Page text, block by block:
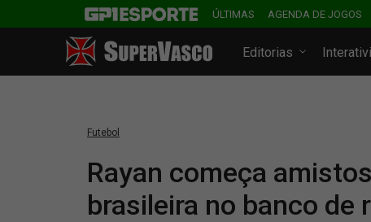
ÚLTIMAS AGENDA DE JOGOS
Editorias
Futebol
Rayan começa
brasileira no banco de